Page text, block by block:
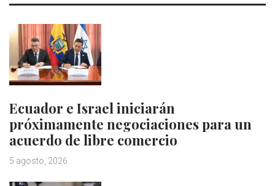
Ecuador e Israel iniciarán
próximamente negociaciones para un
acuerdo de libre comercio
5 agosto, 2026